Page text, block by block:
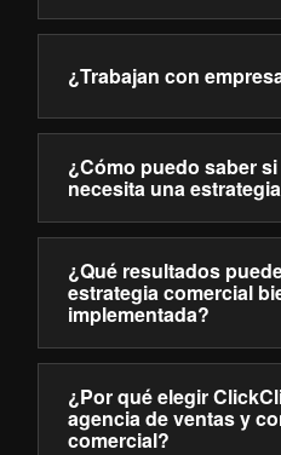
¿Trabajan con
¿Cómo puedo saber
necesita una
¿Qué resultados
estrategia comercial
implementada?
¿Por qué elegir
agencia de ventas y
comercial?